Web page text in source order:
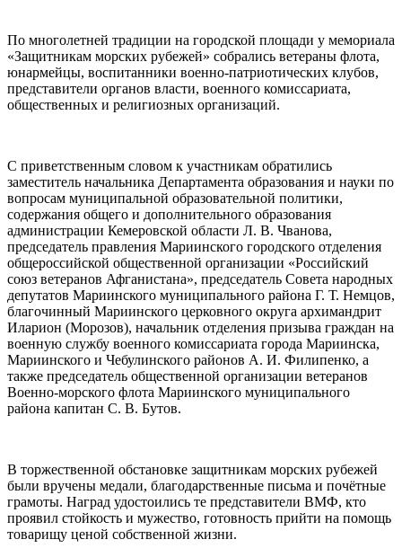
По многолетней традиции на городской площади у мемориала
«Защитникам морских рубежей» собрались ветераны флота,
юнармейцы, воспитанники военно-патриотических клубов,
представители органов власти, военного комиссариата,
общественных и религиозных организаций.
С приветственным словом к участникам обратились
заместитель начальника Департамента образования и науки по
вопросам муниципальной образовательной политики,
содержания общего и дополнительного образования
администрации Кемеровской области Л. В. Чванова,
председатель правления Мариинского городского отделения
общероссийской общественной организации «Российский
союз ветеранов Афганистана», председатель Совета народных
депутатов Мариинского муниципального района Г. Т. Немцов,
благочинный Мариинского церковного округа архимандрит
Иларион (Морозов), начальник отделения призыва граждан на
военную службу военного комиссариата города Мариинска,
Мариинского и Чебулинского районов А. И. Филипенко, а
также председатель общественной организации ветеранов
Военно-морского флота Мариинского муниципального
района капитан С. В. Бутов.
В торжественной обстановке защитникам морских рубежей
были вручены медали, благодарственные письма и почётные
грамоты. Наград удостоились те представители ВМФ, кто
проявил стойкость и мужество, готовность прийти на помощь
товарищу ценой собственной жизни.